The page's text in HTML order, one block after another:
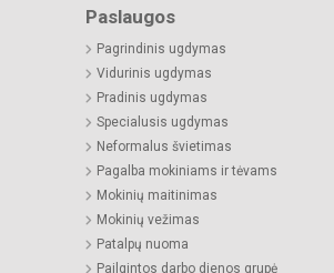
Paslaugos
Pagrindinis ugdymas
Vidurinis ugdymas
Pradinis ugdymas
Specialusis ugdymas
Neformalus švietimas
Pagalba mokiniams ir tėvams
Mokinių maitinimas
Mokinių vežimas
Patalpų nuoma
Pailgintos darbo dienos grupė